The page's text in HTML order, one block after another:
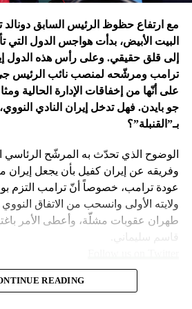
فتح باباً كبيراً على تحوّلات جذرية في
إسرائيل معها، أبرزها:
– نهاية عهد منظومة حوله آمنت بإمكان
امتداد لعهد باراك أوباما واتفاقه مع
مع ارتفاع حظوظ الرئيس السابق دونالد
البيت الأبيض، بدأت هواجس الدول التي
إلى قلق حقيقي. وعلى رأس هذه الدول
ترامب ومرشّحه لمنصب نائب الرئيس
على أنّها من إخفاقات الإدارة الحالية
جو بايدن. فهل تدخل إيران النادي
بـ”القنبلة”؟
الوضوح الذي تحدّث به المرشّح الرئاسي
وفريقه عن إيران كفيل بأن يجعل إيران
عودة ترامب، خصوصاً أنّ ترامب التزم
ولايته الأولى وانسحب من الاتفاق
طهران عقوبات مشلّة، وأعطى الأمر
مع ارتفاع حظوظ
READING